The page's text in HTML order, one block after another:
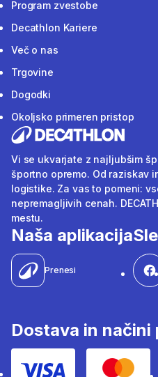
Program zvestobe
Decathlon Kariere
Več o nas
Trgovine
Dogodki
Okoljsko primeren pristop
Vi se ukvarjate z najljubšim
športno opremo. Od raziskav
logistike. Za vas to pomeni:
nepremagljivih cenah.
mestu.
Naša aplikacija
Prenesi
Dostava in načini